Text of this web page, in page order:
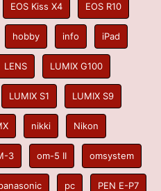
EOS Kiss X4 EOS R10
hobby info iPad
LENS LUMIX G100
LUMIX S1 LUMIX S9
nikki Nikon
3 om-5 II omsystem
pc PEN E-P7